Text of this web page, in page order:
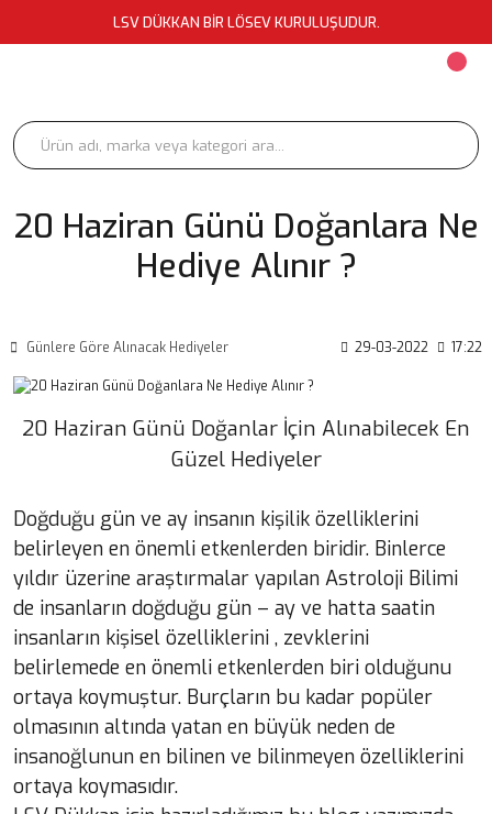
LSV DÜKKAN BİR LÖSEV KURULUŞUDUR.
20 Haziran Günü Doğanlara Ne
Hediye Alınır ?
Günlere Göre Alınacak Hediyeler 29-03-2022 17:22
20 Haziran Günü Doğanlar İçin Alınabilecek En
Güzel Hediyeler
Doğduğu gün ve ay insanın kişilik özelliklerini
belirleyen en önemli etkenlerden biridir. Binlerce
yıldır üzerine araştırmalar yapılan Astroloji Bilimi
de insanların doğduğu gün – ay ve hatta saatin
insanların kişisel özelliklerini , zevklerini
belirlemede en önemli etkenlerden biri olduğunu
ortaya koymuştur. Burçların bu kadar popüler
olmasının altında yatan en büyük neden de
insanoğlunun en bilinen ve bilinmeyen özelliklerini
ortaya koymasıdır.